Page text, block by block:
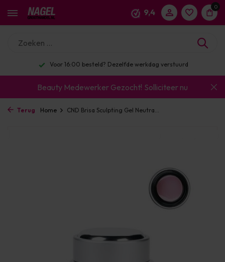
9,4
0
Voor 16:00 besteld? Dezelfde werkdag verstuurd
Beauty Medewerker Gezocht! Solliciteer nu
Terug Home CND Brisa Sculpting Gel Neutra...